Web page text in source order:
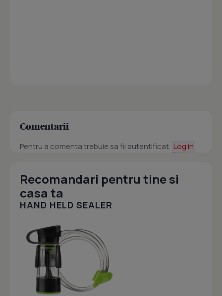
Comentarii
Pentru a comenta trebuie sa fii autentificat. Log in
Recomandari pentru tine si
casa ta
HAND HELD SEALER